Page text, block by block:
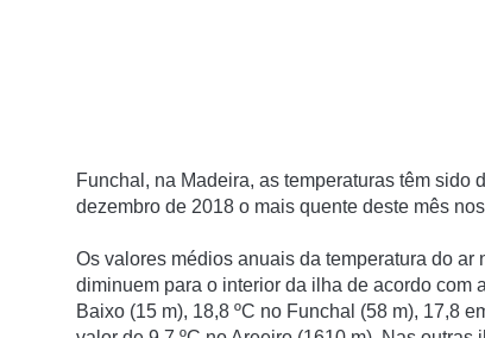
Funchal, na Madeira, as temperaturas têm sido
dezembro de 2018 o mais quente deste mês
Os valores médios anuais da temperatura do
diminuem para o interior da ilha de acordo com
Baixo (15 m), 18,8 ºC no Funchal (58 m), 17,8